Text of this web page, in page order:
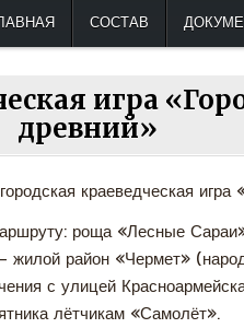
СОСТАВ
игра
древний»
краеведческая
роща «Лесные
район «Чермет»
с улицей
лётчикам «Самолёт».